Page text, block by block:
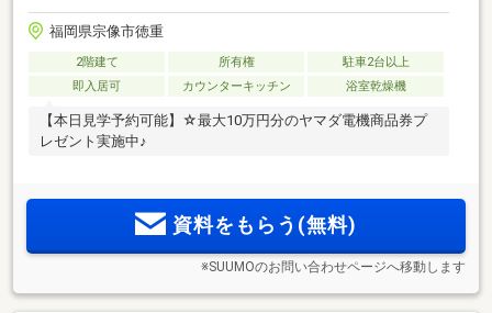
福岡県宗像市徳重
2階建て 所有権
駐車2台以上
即入居可
カウンターキッチン 浴室乾燥機
【本日見学予約可能】☆最大10万円分のヤマダ電機商品券プ
レゼント実施中♪
資料をもらう(無料)
※SUUMOのお問い合わせページへ移動します